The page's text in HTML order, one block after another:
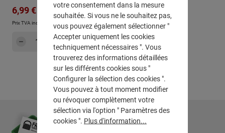
Prix de vente :
6,99 € Prix régulier :
9,99 €
Prix TVA incluse, en sus Frais d'expédition
Quantité de produit : Entrez la quantité
Dans le panier
votre consentement dans la mesure
souhaitée. Si vous ne le souhaitez pas,
vous pouvez également sélectionner "
Accepter uniquement les cookies
techniquement nécessaires ". Vous
trouverez des informations détaillées
sur les différents cookies sous "
Configurer la sélection des cookies ".
Vous pouvez à tout moment modifier
ou révoquer complètement votre
sélection via l'option " Paramètres des
cookies ". Plus d'information...